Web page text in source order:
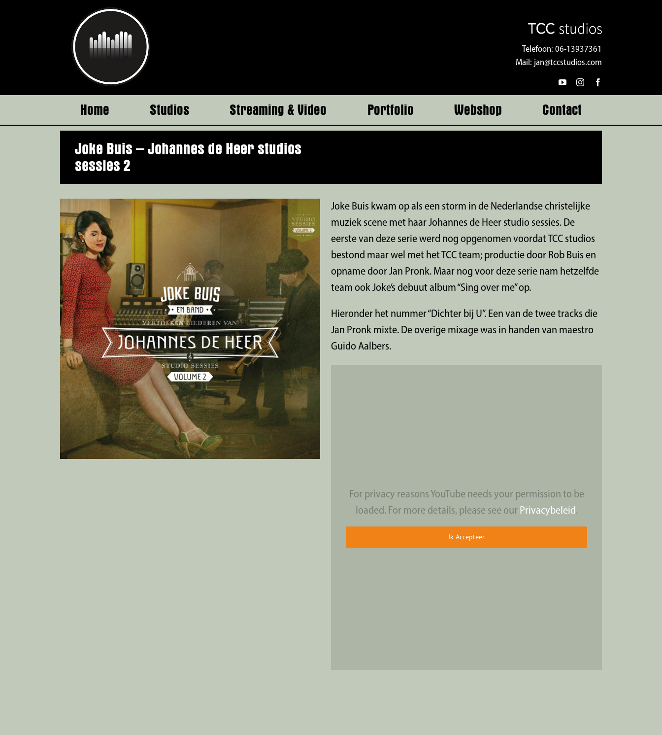
Telefoon:06-13937361
Mail: jan@tccstudios.com
Home Studios Streaming & Video Portfolio Webshop Contact
Joke Buis – Johannes de Heer studios
sessies 2
Joke Buis kwam op als een storm in de Nederlandse christelijke
muziek scene met haar Johannes de Heer studio sessies. De
eerste van deze serie werd nog opgenomen voordat TCC studios
bestond maar wel met het TCC team; productie door Rob Buis en
opname door Jan Pronk. Maar nog voor deze serie nam hetzelfde
team ook Joke’s debuut album “Sing over me” op.
Hieronder het nummer “Dichter bij U”. Een van de twee tracks die
Jan Pronk mixte. De overige mixage was in handen van maestro
Guido Aalbers.
For privacy reasons YouTube needs your permission to be
loaded. For more details, please see our Privacybeleid.
Ik Accepteer